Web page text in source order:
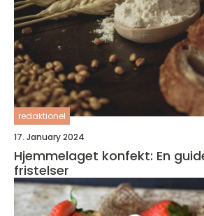
redaktionel
17. January 2024
Hjemmelaget konfekt: En
fristelser